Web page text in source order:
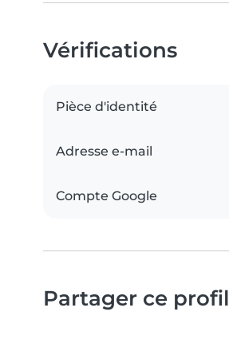
Vérifications
Pièce d'identité
Adresse e-mail
Compte Google
Partager ce profil